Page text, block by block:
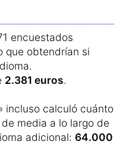
encuestados
que obtendrían si
2.381 euros.
incluso calculó cuánto
media a lo largo de
adicional: 64.000